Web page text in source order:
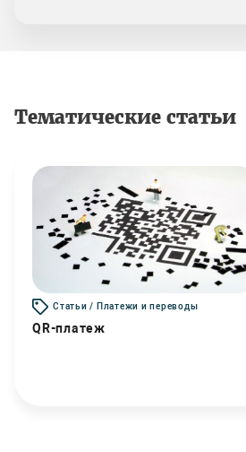
Тематические статьи
Статьи / Платежи и переводы
QR-платеж